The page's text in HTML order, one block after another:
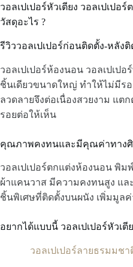
วอลเปเปอร์หัวเตียง วอลเปเป
วัสดุอะไร ?
รีวิววอลเปเปอร์ก่อนติดตั้ง-หลัง
วอลเปเปอร์ห้องนอน วอลเปเป
ชิ้นเดียวขนาดใหญ่ ทำให้ไม่มีร
ลวดลายจึงต่อเนื่องสวยงาม แต
รอยต่อให้เห็น
คุณภาพคงทนและมีคุณค่าทางศิ
วอลเปเปอร์ตกแต่งห้องนอน พิ
ผ้าแคนวาส มีความคงทนสูง แล
ชิ้นพิเศษที่ติดตั้งบนผนัง เพิ่มมูล
อยากได้แบบนี้ วอลเปเปอร์หัวเตี
วอลเปเปอร์ลายธรมมช